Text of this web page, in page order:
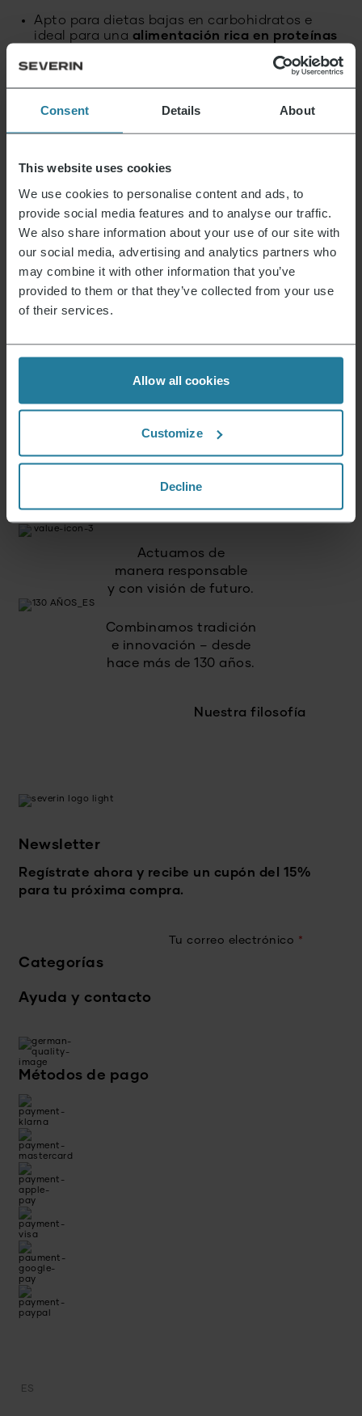
Consent Details About
This website uses cookies
We use cookies to personalise content and ads, to
provide social media features and to analyse our traffic.
We also share information about your use of our site with
our social media, advertising and analytics partners who
may combine it with other information that you’ve
provided to them or that they’ve collected from your use
of their services.
Allow all cookies
Customize
Decline
Apto para dietas bajas en carbohidratos e
ideal para una alimentación rica en proteínas
Ideal para preparar con antelación y llevar
Lo mejor es disfrutarlo recién salido delhorno
Esto es lo que representamos.
Premium para todos.
No un lujo para unos pocos,
alcance de todos.
Combinamos tecnología
de calidad alemanes.
Apostamos por
y productos duraderos.
Actuamos de
manera responsable
y con visión de futuro.
Combinamos tradición
e innovación – desde
hace más de 130 años.
Nuestra filosofía
Newsletter
Regístrate ahora y recibe un cupón del 15%
para tu próxima compra.
Tu correo electrónico *
Categorías
Ayuda y contacto
Métodos de pago
ES